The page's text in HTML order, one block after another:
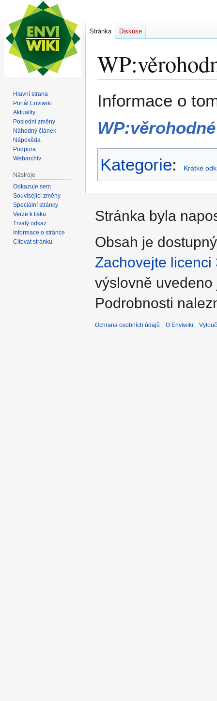
Informace o
Kategorie: Krátké
Stránka Diskuse
Hlavní strana
Portál Enviwiki
Aktuality
Poslední změny
Náhodný článek
Nápověda
Podpora
Webarchiv
Nástroje
Odkazuje sem
Související změny
Speciální stránky
Verze k tisku
Trvalý odkaz
Informace o stránce
Citovat stránku
Stránka byla
Obsah je
Zachovejte
výslovně
Podrobnosti
Ochrana osobních údajů O Enviwiki